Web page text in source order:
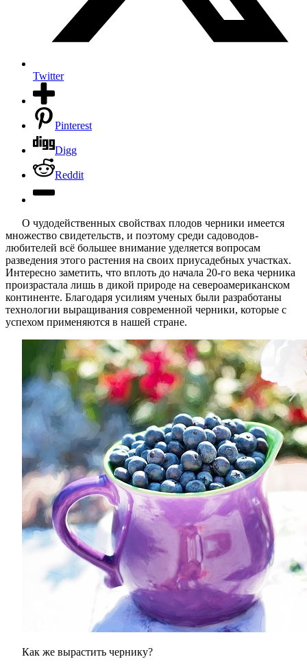
Twitter
Pinterest
Digg
Reddit
О чудодейственных свойствах плодов черники имеется
множество свидетельств, и поэтому среди садоводов-
любителей всё большее внимание уделяется вопросам
разведения этого растения на своих приусадебных участках.
Интересно заметить, что вплоть до начала 20-го века черника
произрастала лишь в дикой природе на североамериканском
континенте. Благодаря усилиям ученых были разработаны
технологии выращивания современной черники, которые с
успехом применяются в нашей стране.
Как же вырастить чернику?